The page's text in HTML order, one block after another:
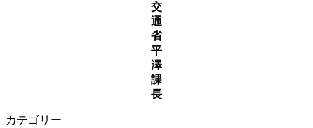
交
通
省
平
澤
課
長
カテゴリー